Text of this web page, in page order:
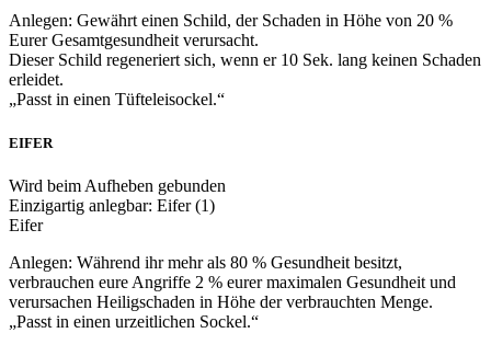
Anlegen: Gewährt einen Schild, der Schaden in Höhe von 20 %
Eurer Gesamtgesundheit verursacht.
Dieser Schild regeneriert sich, wenn er 10 Sek. lang keinen Schaden
erleidet.
„Passt in einen Tüfteleisockel.“
EIFER
Wird beim Aufheben gebunden
Einzigartig anlegbar: Eifer (1)
Eifer
Anlegen: Während ihr mehr als 80 % Gesundheit besitzt,
verbrauchen eure Angriffe 2 % eurer maximalen Gesundheit und
verursachen Heiligschaden in Höhe der verbrauchten Menge.
„Passt in einen urzeitlichen Sockel.“